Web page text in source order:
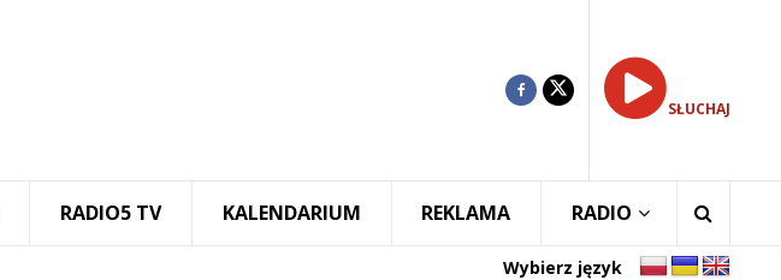
SŁUCHAJ
RADIO5 TV KALENDARIUM REKLAMA RADIO
Wybierz język